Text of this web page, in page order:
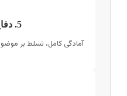
آمادگی کامل، تسلط بر موضوع و